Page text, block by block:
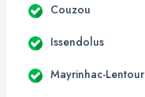
Couzou
Issendolus
Mayrinhac-Lentour